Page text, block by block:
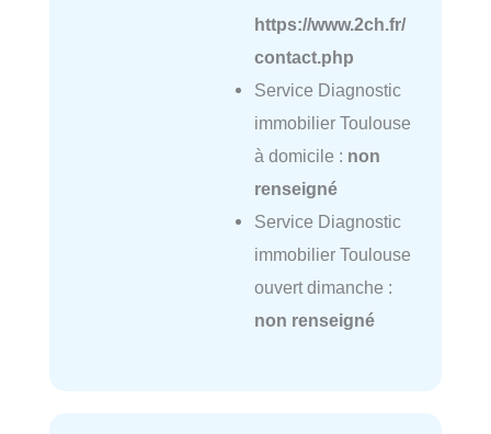
https://www.2ch.fr/
contact.php
Service Diagnostic
immobilier Toulouse
à domicile : non
renseigné
Service Diagnostic
immobilier Toulouse
ouvert dimanche :
non renseigné